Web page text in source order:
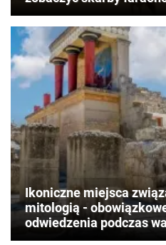
Ikoniczne miejsca
mitologią -
odwiedzenia podczas